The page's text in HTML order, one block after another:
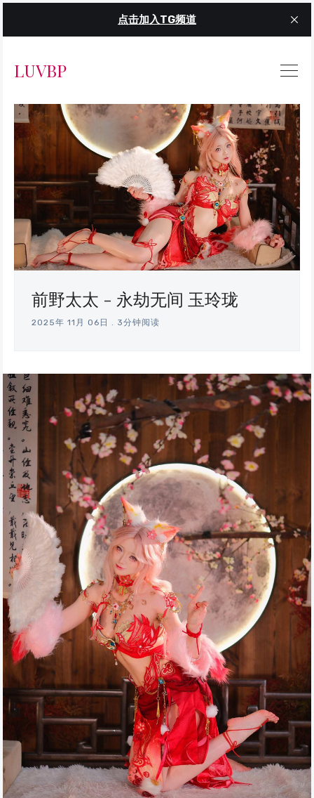
点击加入TG频道
LUVBP
前野太太 - 永劫无间 玉玲珑
2025年 11月 06日 3分钟阅读